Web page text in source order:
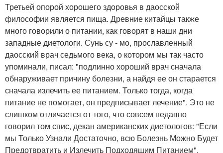
Третьей опорой хорошего здоровья в даосской
философии является пища. Древние китайцы также
много говорили о питании, как говорят в наши дни
западные диетологи. Сунь су - мо, прославленный
даосский врач седьмого века, о котором мы так часто
упоминали, писал: "подлинно хороший врач сначала
обнаруживает причину болезни, а найдя ее он старается
сначала излечить ее питанием. Только тогда, когда
питание не помогает, он предписывает лечение". Это не
слишком отличается от того, что совсем недавно
говорил том спис, декан американских диетологов: "Если
мы Только Узнали Достаточно, всю Болезнь Можно Будет
Предотвратить и Излечить Подходящим Питанием".